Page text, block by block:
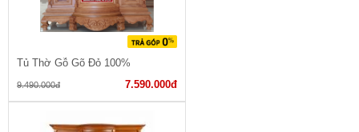
Tủ Thờ Gỗ Gõ Đỏ 100%
9.490.000đ 7.590.000đ